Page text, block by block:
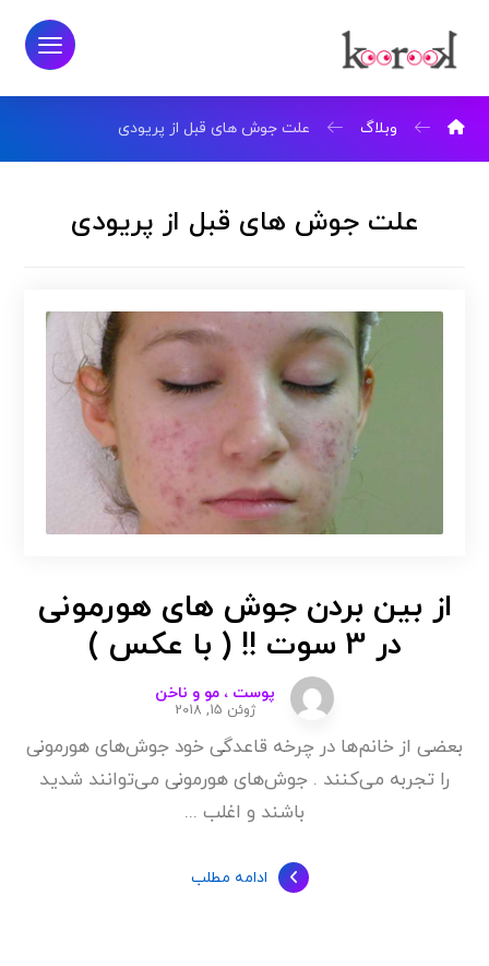
وبلاگ علت جوش های قبل از پریودی
علت جوش های قبل از پریودی
از بین بردن جوش های هورمونی
در 3 سوت !! ( با عکس )
پوست ، مو و ناخن
ژوئن 15, 2018
بعضی از خانم‌ها در چرخه قاعدگی خود جوش‌های هورمونی
را تجربه می‌کنند . جوش‌های هورمونی می‌توانند شدید
باشند و اغلب ...
ادامه مطلب